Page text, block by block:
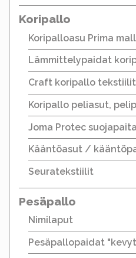
Koripallo
Koripalloasu Prima
Lämmittelypaidat
Craft koripallo tekstiilit
Koripallo peliasut,
Joma Protec
Kääntöasut /
Seuratekstiilit
Pesäpallo
Nimilaput
Pesäpallopaidat